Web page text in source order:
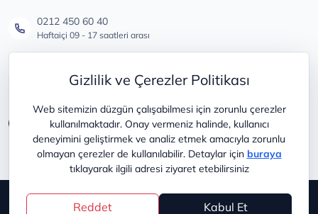
Gizlilik ve Çerezler Politikası
Web sitemizin düzgün çalışabilmesi için zorunlu çerezler
kullanılmaktadır. Onay vermeniz halinde, kullanıcı
deneyimini geliştirmek ve analiz etmek amacıyla zorunlu
olmayan çerezler de kullanılabilir. Detaylar için buraya
tıklayarak ilgili adresi ziyaret etebilirsiniz
Reddet Kabul Et
0212 450 60 40
Haftaiçi 09 - 17 saatleri arası
Tüm öneri ve şikayetleriniz için
Copyright © 2025